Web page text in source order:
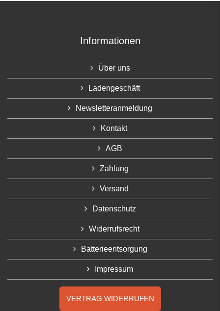
Informationen
Über uns
Ladengeschäft
Newsletteranmeldung
Kontakt
AGB
Zahlung
Versand
Datenschutz
Widerrufsrecht
Batterieentsorgung
Impressum
VERTRAG WIDERRUFEN